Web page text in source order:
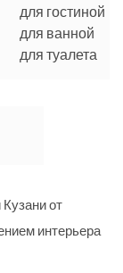
для гостиной
для ванной
для туалета
от
интерьера
материал для